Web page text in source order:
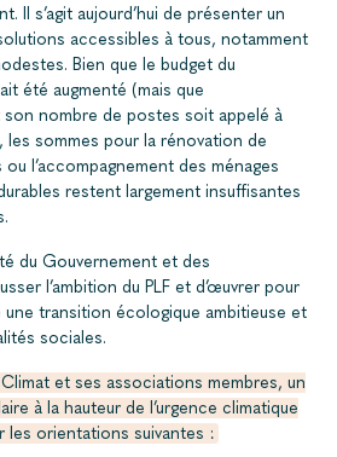
Il s’agit aujourd’hui de présenter un
accessibles à tous, notamment
Bien que le budget du
été augmenté (mais que
nombre de postes soit appelé à
les sommes pour la rénovation de
l’accompagnement des ménages
restent largement insuffisantes
du Gouvernement et des
l’ambition du PLF et d’œuvrer pour
transition écologique ambitieuse et
sociales.
et ses associations membres, un
à la hauteur de l’urgence climatique
orientations suivantes :